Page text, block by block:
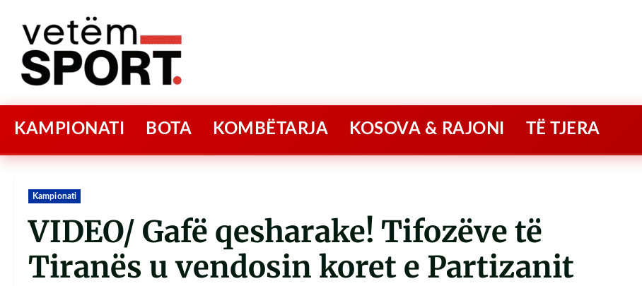
KAMPIONATI BOTA KOMBËTARJA KOSOVA & RAJONI TË TJERA
Kampionati
VIDEO/ Gafë qesharake! Tifozëve të
Tiranës u vendosin koret e Partizanit